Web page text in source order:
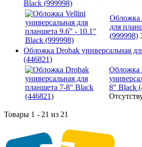
Black (999998)
Обложка
для
(999998)
Обложка Drobak универсальная
(446821)
Обложка
8" Black
Товары 1 - 21 из 21